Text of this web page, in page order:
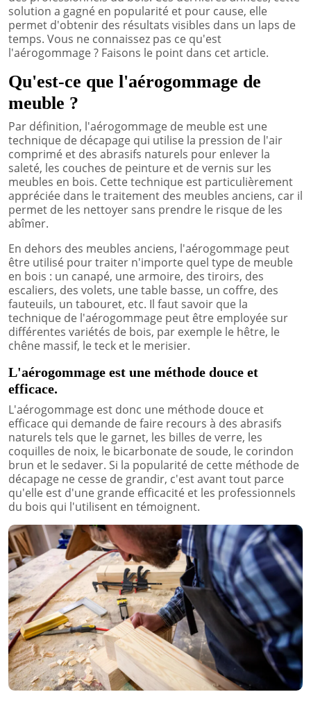
solution a gagné en popularité et pour cause, elle
permet d'obtenir des résultats visibles dans un laps de
temps. Vous ne connaissez pas ce qu'est
l'aérogommage ? Faisons le point dans cet article.
Qu'est-ce que l'aérogommage de
meuble ?
Par définition, l'aérogommage de meuble est une
technique de décapage qui utilise la pression de l'air
comprimé et des abrasifs naturels pour enlever la
saleté, les couches de peinture et de vernis sur les
meubles en bois. Cette technique est particulièrement
appréciée dans le traitement des meubles anciens, car il
permet de les nettoyer sans prendre le risque de les
abîmer.
En dehors des meubles anciens, l'aérogommage peut
être utilisé pour traiter n'importe quel type de meuble
en bois : un canapé, une armoire, des tiroirs, des
escaliers, des volets, une table basse, un coffre, des
fauteuils, un tabouret, etc. Il faut savoir que la
technique de l'aérogommage peut être employée sur
différentes variétés de bois, par exemple le hêtre, le
chêne massif, le teck et le merisier.
L'aérogommage est une méthode douce et
efficace.
L'aérogommage est donc une méthode douce et
efficace qui demande de faire recours à des abrasifs
naturels tels que le garnet, les billes de verre, les
coquilles de noix, le bicarbonate de soude, le corindon
brun et le sedaver. Si la popularité de cette méthode de
décapage ne cesse de grandir, c'est avant tout parce
qu'elle est d'une grande efficacité et les professionnels
du bois qui l'utilisent en témoignent.